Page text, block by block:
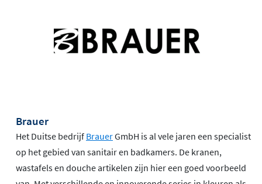
Brauer
Het Duitse bedrijf BrauerGmbH is al vele jaren een specialist
op het gebied van sanitair en badkamers. De kranen,
wastafels en douche artikelen zijn hier een goed voorbeeld